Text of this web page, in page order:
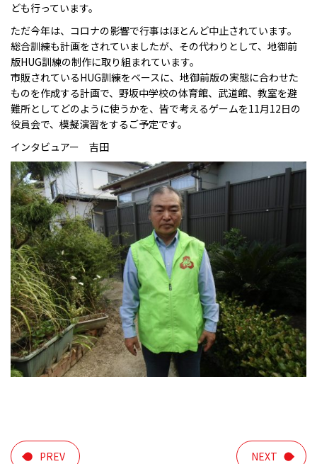
ども行っています。
ただ今年は、コロナの影響で行事はほとんど中止されています。
総合訓練も計画をされていましたが、その代わりとして、地御前
版HUG訓練の制作に取り組まれています。
市販されているHUG訓練をベースに、地御前版の実態に合わせた
ものを作成する計画で、野坂中学校の体育館、武道館、教室を避
難所としてどのように使うかを、皆で考えるゲームを11月12日の
役員会で、模擬演習をするご予定です。
インタビュアー 吉田
PREV NEXT